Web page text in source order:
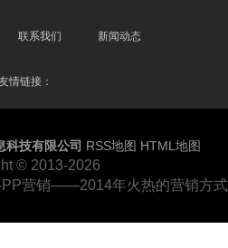
联系我们 新闻动态
情链接：
科技有限公司 RSS地图 HTML地图
© 2013-2026
PP营销——2014年火热的营销方式